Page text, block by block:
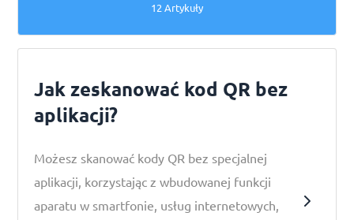
12 Artykuły
Jak zeskanować kod QR bez
aplikacji?
Możesz skanować kody QR bez specjalnej
aplikacji, korzystając z wbudowanej funkcji
aparatu w smartfonie, usług internetowych,